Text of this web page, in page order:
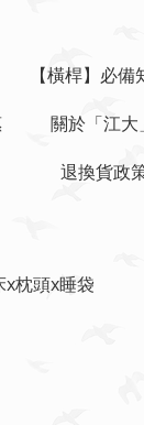
【橫桿】必
關於「江大
退換貨政
枕頭x睡袋